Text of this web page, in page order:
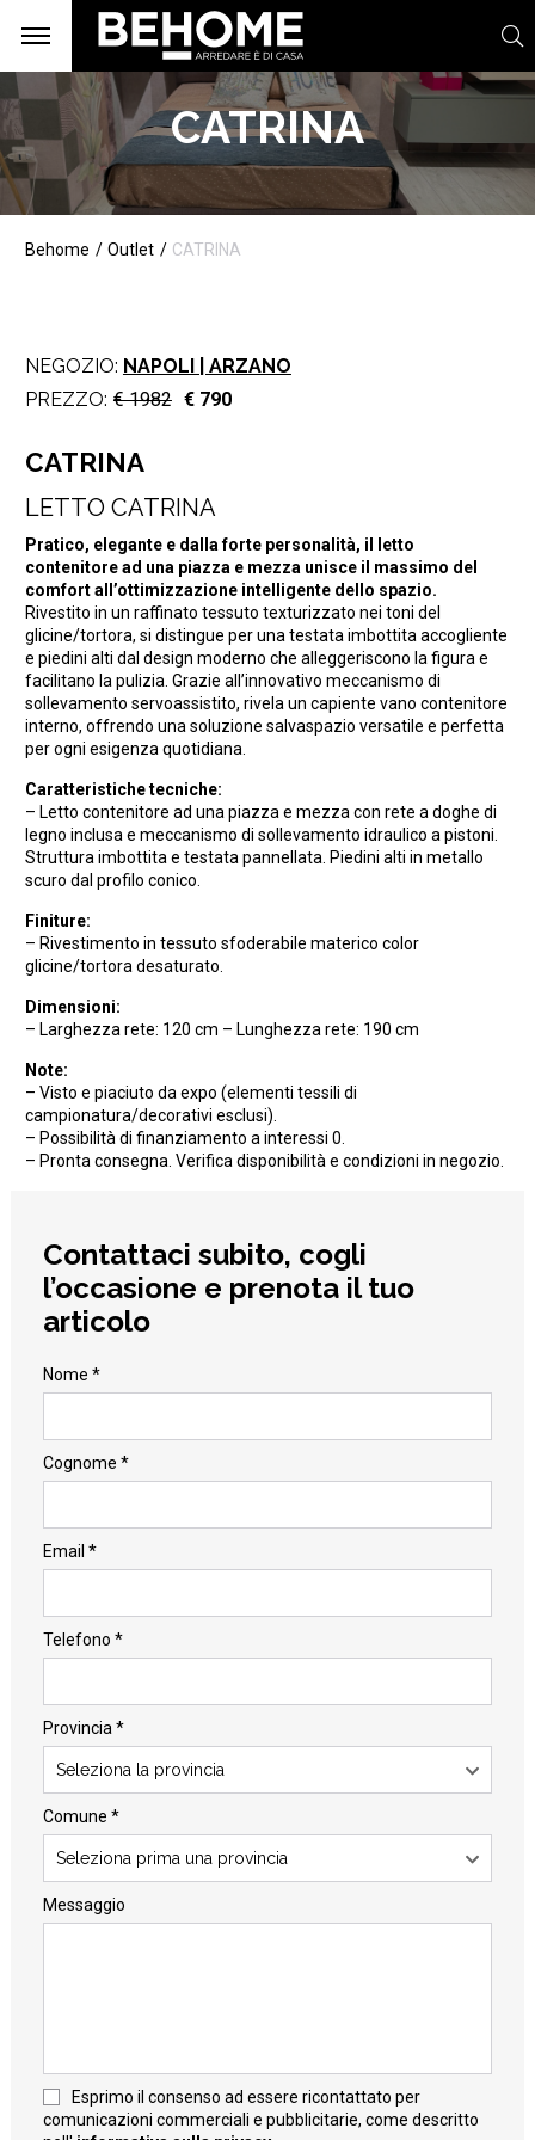
CATRINA
Behome Outlet CATRINA
NEGOZIO: NAPOLI | ARZANO
PREZZO: € 1982 € 790
CATRINA
LETTO CATRINA
Pratico, elegante e dalla forte personalità, il letto
contenitore ad una piazza e mezza unisce il massimo del
comfort all’ottimizzazione intelligente dello spazio.
Rivestito in un raffinato tessuto texturizzato nei toni del
glicine/tortora, si distingue per una testata imbottita accogliente
e piedini alti dal design moderno che alleggeriscono la figura e
facilitano la pulizia. Grazie all’innovativo meccanismo di
sollevamento servoassistito, rivela un capiente vano contenitore
interno, offrendo una soluzione salvaspazio versatile e perfetta
per ogni esigenza quotidiana.
Caratteristiche tecniche:
– Letto contenitore ad una piazza e mezza con rete a doghe di
legno inclusa e meccanismo di sollevamento idraulico a pistoni.
Struttura imbottita e testata pannellata. Piedini alti in metallo
scuro dal profilo conico.
Finiture:
– Rivestimento in tessuto sfoderabile materico color
glicine/tortora desaturato.
Dimensioni:
– Larghezza rete: 120 cm – Lunghezza rete: 190 cm
Note:
– Visto e piaciuto da expo (elementi tessili di
campionatura/decorativi esclusi).
– Possibilità di finanziamento a interessi 0.
– Pronta consegna. Verifica disponibilità e condizioni in negozio.
Contattaci subito, cogli
l’occasione e prenota il tuo
articolo
Nome *
Cognome *
Email *
Telefono *
Provincia *
Seleziona la provincia
Comune *
Seleziona prima una provincia
Messaggio
Esprimo il consenso ad essere ricontattato per
comunicazioni commerciali e pubblicitarie, come descritto